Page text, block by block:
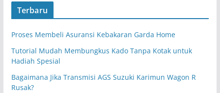
Terbaru
Proses Membeli Asuransi Kebakaran Garda Home
Tutorial Mudah Membungkus Kado Tanpa Kotak untuk
Hadiah Spesial
Bagaimana Jika Transmisi AGS Suzuki Karimun Wagon R
Rusak?